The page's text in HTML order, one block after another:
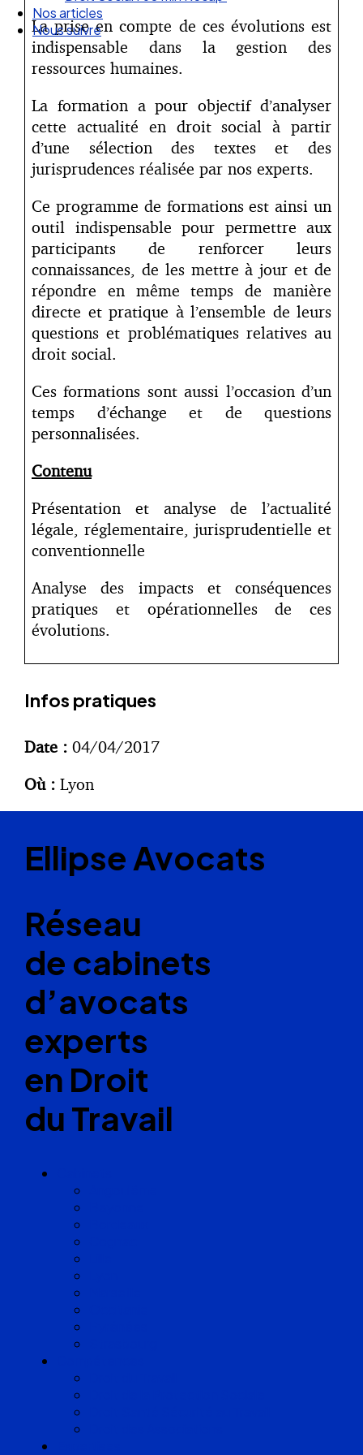
Nous suivre
La prise en compte de ces évolutions est
indispensable dans la gestion des
ressources humaines.
La formation a pour objectif d’analyser
cette actualité en droit social à partir
d’une sélection des textes et des
jurisprudences réalisée par nos experts.
Ce programme de formations est ainsi un
outil indispensable pour permettre aux
participants de renforcer leurs
connaissances, de les mettre à jour et de
répondre en même temps de manière
directe et pratique à l’ensemble de leurs
questions et problématiques relatives au
droit social.
Ces formations sont aussi l’occasion d’un
temps d’échange et de questions
personnalisées.
Contenu
Présentation et analyse de l’actualité
légale, réglementaire, jurisprudentielle et
conventionnelle
Analyse des impacts et conséquences
pratiques et opérationnelles de ces
évolutions.
Infos pratiques
Date : 04/04/2017
Où : Lyon
Ellipse Avocats
Réseau
de cabinets
d’avocats
experts
en Droit
du Travail